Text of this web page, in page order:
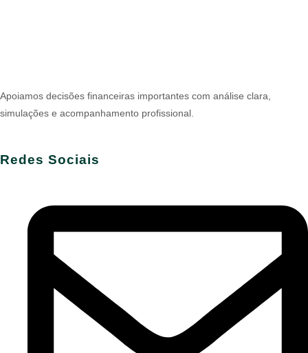
Apoiamos decisões financeiras importantes com análise clara,
simulações e acompanhamento profissional.
Redes Sociais